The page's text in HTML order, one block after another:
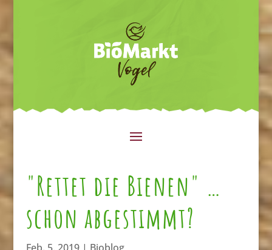
"Rettet die Bienen" …
schon abgestimmt?
Feb. 5, 2019| Bioblog